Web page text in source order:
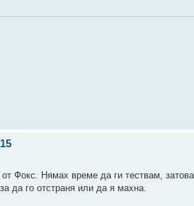
Фокс. Нямах време да ги тествам,
да го отстраня или да я махна.